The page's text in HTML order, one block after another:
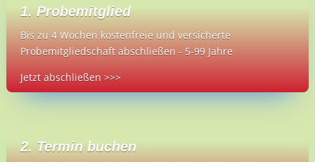
1. Probemitglied
Bis zu 4 Wochen kostenfreie und versicherte
Probemitgliedschaft abschließen - 5-99 Jahre
Jetzt abschließen >>>
2. Termin buchen